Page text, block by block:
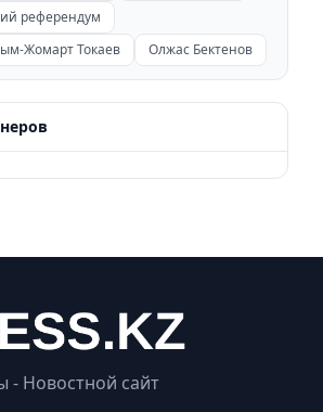
референдум
Жомарт Токаев
Олжас Бектенов
- Новостной сайт